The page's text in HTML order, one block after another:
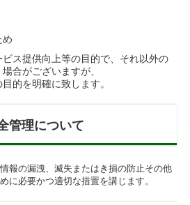
め
ス提供向上等の目的で、それ以外の
合がございますが、
的を明確に致します。
管理について
報の漏洩、滅失またはき損の防止その他
に必要かつ適切な措置を講じます。